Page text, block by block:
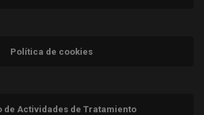
Política de cookies
de Actividades de Tratamiento